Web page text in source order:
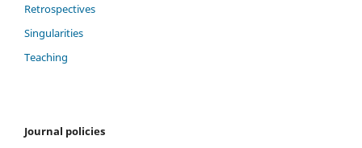
Retrospectives
Singularities
Teaching
Journal policies